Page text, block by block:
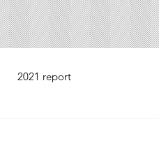
2021 report